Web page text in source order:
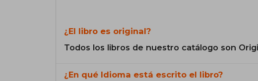
¿El libro es original?
Todos los libros de nuestro catálogo son
¿En qué Idioma está escrito el libro?